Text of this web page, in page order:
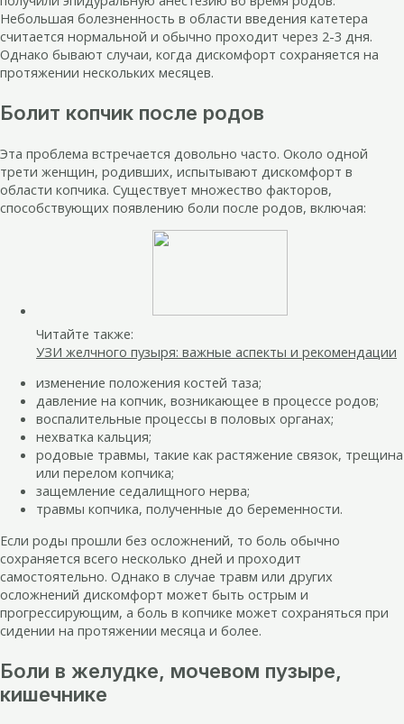
Небольшая болезненность в области введения катетера
считается нормальной и обычно проходит через 2-3 дня.
Однако бывают случаи, когда дискомфорт сохраняется на
протяжении нескольких месяцев.
Болит копчик после родов
Эта проблема встречается довольно часто. Около одной
трети женщин, родивших, испытывают дискомфорт в
области копчика. Существует множество факторов,
способствующих появлению боли после родов, включая:
Читайте также:
УЗИ желчного пузыря: важные аспекты и рекомендации
изменение положения костей таза;
давление на копчик, возникающее в процессе родов;
воспалительные процессы в половых органах;
нехватка кальция;
родовые травмы, такие как растяжение связок, трещина
или перелом копчика;
защемление седалищного нерва;
травмы копчика, полученные до беременности.
Если роды прошли без осложнений, то боль обычно
сохраняется всего несколько дней и проходит
самостоятельно. Однако в случае травм или других
осложнений дискомфорт может быть острым и
прогрессирующим, а боль в копчике может сохраняться при
сидении на протяжении месяца и более.
Боли в желудке, мочевом пузыре,
кишечнике